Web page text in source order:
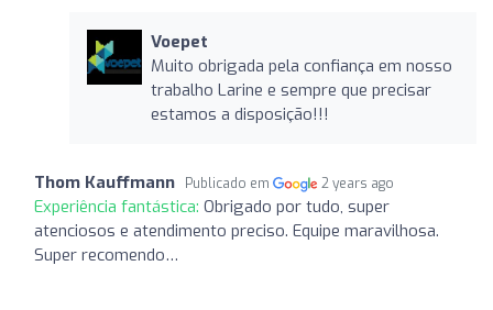
Voepet
Muito obrigada pela confiança em nosso
trabalho Larine e sempre que precisar
estamos a disposição!!!
Thom Kauffmann Publicado em 2 years ago
Experiência fantástica: Obrigado por tudo, super
atenciosos e atendimento preciso. Equipe maravilhosa.
Super recomendo…